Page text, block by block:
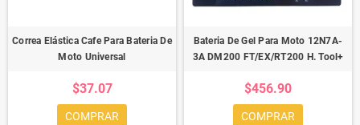
Correa Elástica Cafe Para Bateria De
Moto Universal
$37.07
COMPRAR
Bateria De Gel Para Moto 12N7A-
3A DM200 FT/EX/RT200 H. Tool+
$456.90
COMPRAR